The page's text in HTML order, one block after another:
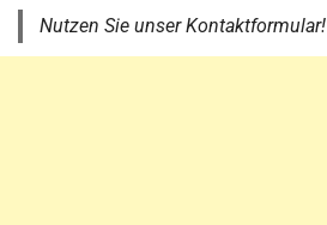
Nutzen Sie unser Kontaktformular!